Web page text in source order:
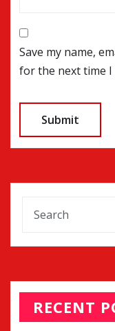
Save my name,
for the next time I
RECENT